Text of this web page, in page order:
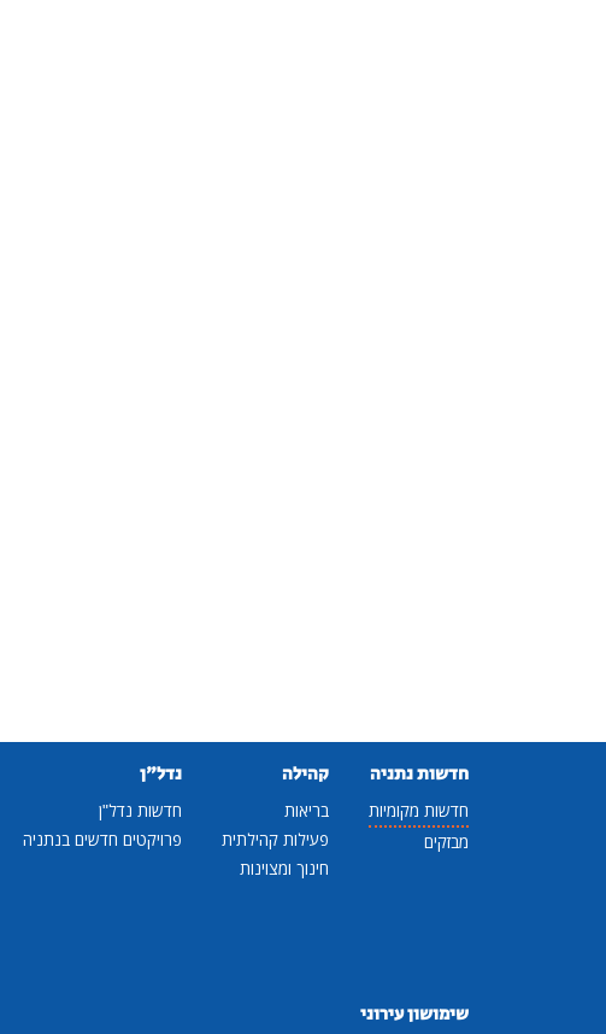
חדשות נתניה
חדשות מקומיות
מבזקים
קהילה
בריאות
פעילות קהילתית
חינוך ומצוינות
נדל"ן
חדשות נדל"ן
פרויקטים חדשים בנתניה
שימושון עירוני